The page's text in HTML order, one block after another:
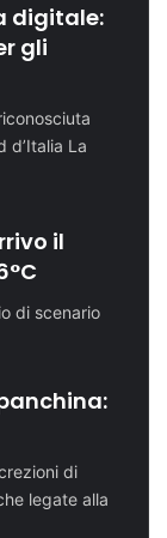
digitale:
gli
d’Italia La
il
di scenario
di
legate alla